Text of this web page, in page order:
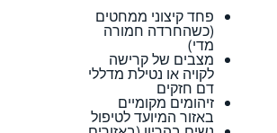
פחד קיצוני ממחטים
(כשהחרדה חמורה
מדי)
מצבים של קרישה
לקויה או נטילת מדללי
דם חזקים
זיהומים מקומיים
באזור המיועד לטיפול